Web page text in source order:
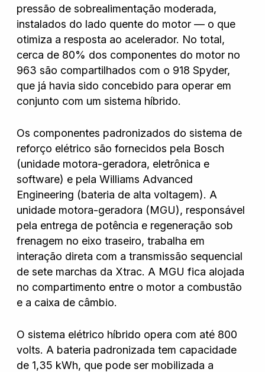
pressão de sobrealimentação moderada,
instalados do lado quente do motor — o que
otimiza a resposta ao acelerador. No total,
cerca de 80% dos componentes do motor no
963 são compartilhados com o 918 Spyder,
que já havia sido concebido para operar em
conjunto com um sistema híbrido.
Os componentes padronizados do sistema de
reforço elétrico são fornecidos pela Bosch
(unidade motora-geradora, eletrônica e
software) e pela Williams Advanced
Engineering (bateria de alta voltagem). A
unidade motora-geradora (MGU), responsável
pela entrega de potência e regeneração sob
frenagem no eixo traseiro, trabalha em
interação direta com a transmissão sequencial
de sete marchas da Xtrac. A MGU fica alojada
no compartimento entre o motor a combustão
e a caixa de câmbio.
O sistema elétrico híbrido opera com até 800
volts. A bateria padronizada tem capacidade
de 1,35 kWh, que pode ser mobilizada a